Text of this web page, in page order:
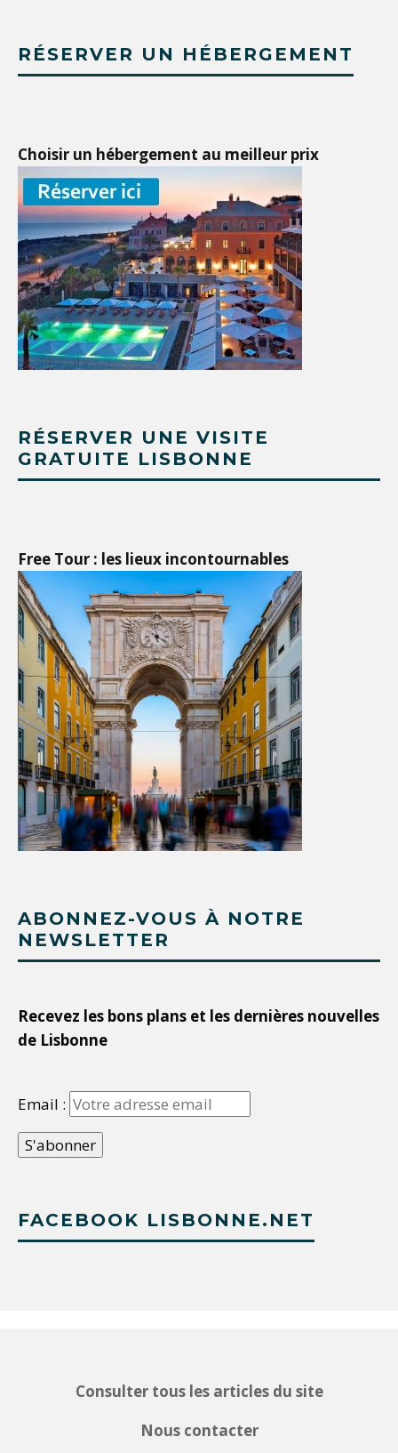
RÉSERVER UN HÉBERGEMENT
Choisir un hébergement au meilleur prix
RÉSERVER UNE VISITE
GRATUITE LISBONNE
Free Tour : les lieux incontournables
ABONNEZ-VOUS À NOTRE
NEWSLETTER
Recevez les bons plans et les dernières nouvelles
de Lisbonne
Email :
FACEBOOK LISBONNE.NET
Consulter tous les articles du site
Nous contacter